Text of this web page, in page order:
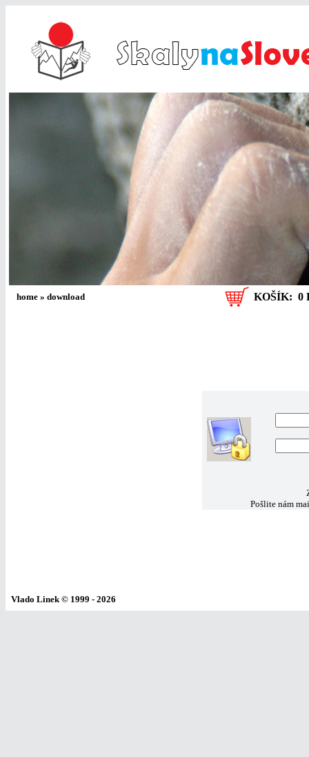
home » download KOŠÍK: 0
Pošlite nám
Vlado Linek© 1999 - 2026